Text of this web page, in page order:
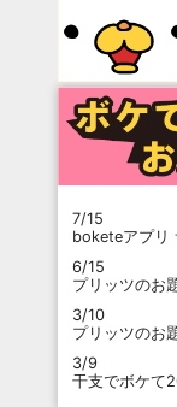
7/15
boketeアプリ
6/15
プリッツのお
3/10
プリッツのお
3/9
干支でボケて